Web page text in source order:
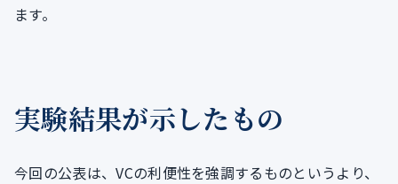
ます。
実験結果が示したもの
今回の公表は、VCの利便性を強調するものというより、